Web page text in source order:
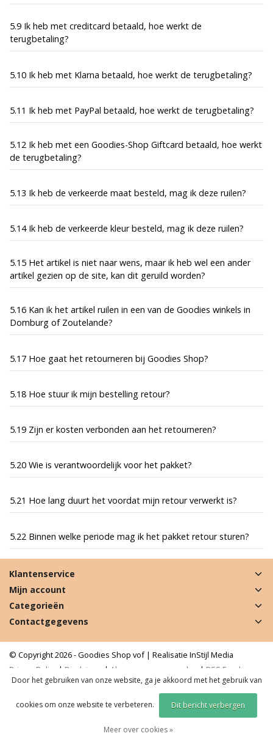
5.9 Ik heb met creditcard betaald, hoe werkt de
terugbetaling?
5.10 Ik heb met Klarna betaald, hoe werkt de terugbetaling?
5.11 Ik heb met PayPal betaald, hoe werkt de terugbetaling?
5.12 Ik heb met een Goodies-Shop Giftcard betaald, hoe werkt
de terugbetaling?
5.13 Ik heb de verkeerde maat besteld, mag ik deze ruilen?
5.14 Ik heb de verkeerde kleur besteld, mag ik deze ruilen?
5.15 Het artikel is niet naar wens, maar ik heb wel een ander
artikel gezien op de site, kan dit geruild worden?
5.16 Kan ik het artikel ruilen in een van de Goodies winkels in
Domburg of Zoutelande?
5.17 Hoe gaat het retourneren bij Goodies Shop?
5.18 Hoe stuur ik mijn bestelling retour?
5.19 Zijn er kosten verbonden aan het retourneren?
5.20 Wie is verantwoordelijk voor het pakket?
5.21 Hoe lang duurt het voordat mijn retour verwerkt is?
5.22 Binnen welke periode mag ik het pakket retour sturen?
Klantenservice
Mijn account
Categorieën
Contactgegevens
© Copyright 2026 - Goodies Shop vof | Realisatie InStijl Media
Privacy Policy
| Disclaimer | Algemene voorwaarden | RSS Feed
Door het gebruiken van onze website, ga je akkoord met het gebruik van
cookies om onze website te verbeteren. Dit bericht verbergen
Meer over cookies »